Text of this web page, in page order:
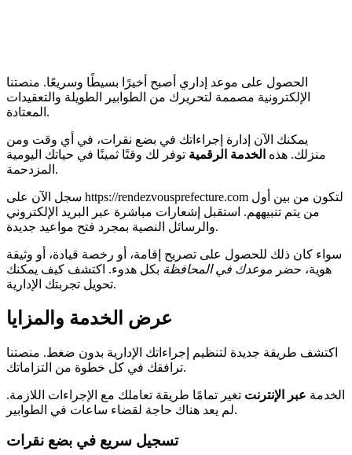
الحصول على موعد إداري أصبح أخيرًا بسيطًا وسريعًا. منصتنا
الإلكترونية مصممة لتحريرك من الطوابير الطويلة والتعقيدات
المعتادة.
يمكنك الآن إدارة إجراءاتك في بضع نقرات، في أي وقت ومن
منزلك. هذه الخدمة الرقمية توفر لك وقتًا ثمينًا في حياتك اليومية
المزدحمة.
سجل الآن على https://rendezvousprefecture.com لتكون من بين أول
من يتم تنبيههم. استقبل إشعارات مباشرة عبر البريد الإلكتروني
والرسائل النصية بمجرد فتح مواعيد جديدة.
سواء كان ذلك للحصول على تصريح إقامة، أو رخصة قيادة، أو وثيقة
هوية، حضر موعدك في المحافظة بكل هدوء. اكتشف كيف يمكنك
تحويل تجربتك الإدارية.
عرض الخدمة والمزايا
اكتشف طريقة جديدة لتنظيم إجراءاتك الإدارية بدون ضغط. منصتنا
ترافقك في كل خطوة من التزاماتك.
الخدمة عبر الإنترنت تغير تمامًا طريقة تعاملك مع الإجراءات اللازمة.
لم يعد هناك حاجة لقضاء ساعات في الطوابير.
تسجيل سريع في بضع نقرات